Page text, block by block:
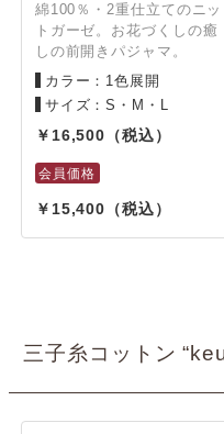
綿100％・2重仕立てのニッ
トガーゼ。お花づくしの癒
しの前開きパジャマ。
カラー：1色展開
サイズ：S・M・L
16,500
15,400
三子糸コットン